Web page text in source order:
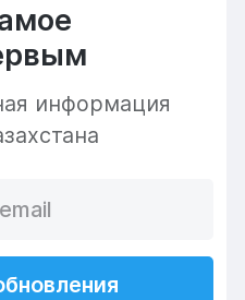
информация